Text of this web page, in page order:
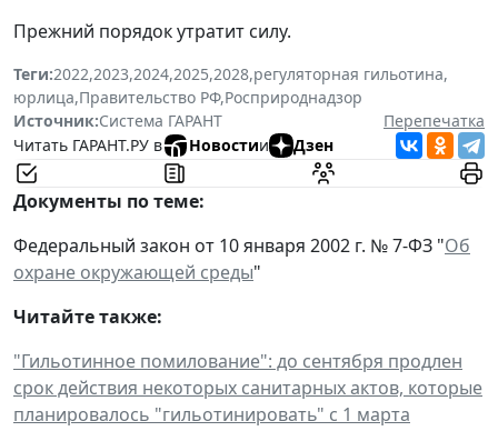
Прежний порядок утратит силу.
Теги:2022,2023,2024,2025,2028,регуляторная гильотина,
юрлица,Правительство РФ,Росприроднадзор
Источник:Система ГАРАНТ
Перепечатка
Читать ГАРАНТ.РУ в
Новостии Дзен
Документы по теме:
Федеральный закон от 10 января 2002 г. № 7-ФЗ "Об
охране окружающей среды"
Читайте также:
"Гильотинное помилование": до сентября продлен
срок действия некоторых санитарных актов, которые
планировалось "гильотинировать" с 1 марта